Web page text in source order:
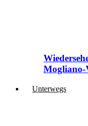
Mogliano-
Unterwegs